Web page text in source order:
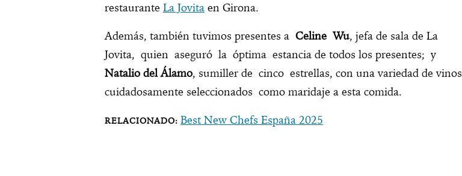
restaurante La Jovita en Girona.
Además, también tuvimos presentes a Celine Wu, jefa de sala de La
Jovita, quien aseguró la óptima estancia de todos los presentes; y
Natalio del Álamo, sumiller de cinco estrellas, con una variedad de vinos
cuidadosamente seleccionados como maridaje a esta comida.
Best New Chefs España 2025